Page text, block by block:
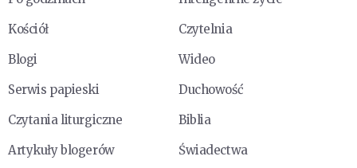
Kościół
Czytelnia
Blogi
Wideo
Serwis papieski
Duchowość
Czytania liturgiczne
Biblia
Artykuły blogerów
Świadectwa